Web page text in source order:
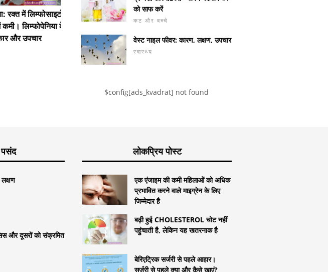
रक्त में लिम्फोसाइटों
लिम्फोपेनिया के
और उपचार
मुखर डोरियों को तनाव न दें
को साफ करें
कट और बच्चे
वेस्ट नाइल फीवर: कारण, लक्षण, उपचार
स्वास्थ्य
$config[ads_kvadrat] not found
और दूसरों को संक्रमित
लोकप्रिय पोस्ट
एक एंजाइम की कमी महिलाओं को अधिक
प्रभावित करने वाले माइग्रेन के लिए
जिम्मेदार है
बढ़ी हुई CHOLESTEROL चोट नहीं
पहुंचाती है, लेकिन यह खतरनाक है
बेरिएट्रिक सर्जरी से पहले आहार।
सर्जरी से पहले क्या और कैसे खाएं?